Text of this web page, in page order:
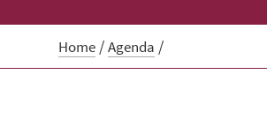
Home Agenda